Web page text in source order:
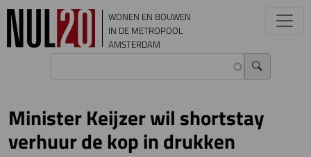
Overslaan en naar de inhoud gaan
WONEN EN BOUWEN
IN DE METROPOOL
AMSTERDAM
Minister Keijzer wil shortstay
verhuur de kop in drukken